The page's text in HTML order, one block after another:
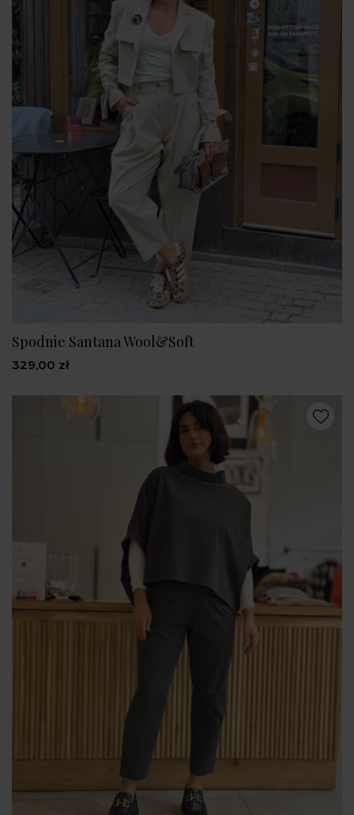
Spodnie Santana Wool&Soft
329,00 zł